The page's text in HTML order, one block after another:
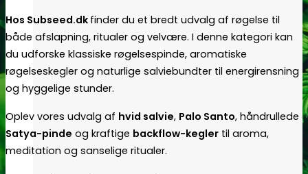
Hos Subseed.dk finder du et bredt udvalg af røgelse til
både afslapning, ritualer og velvære. I denne kategori kan
du udforske klassiske røgelsespinde, aromatiske
røgelseskegler og naturlige salviebundter til energirensning
og hyggelige stunder.
Oplev vores udvalg af hvid salvie, Palo Santo, håndrullede
Satya-pinde og kraftige backflow-kegler til aroma,
meditation og sanselige ritualer.